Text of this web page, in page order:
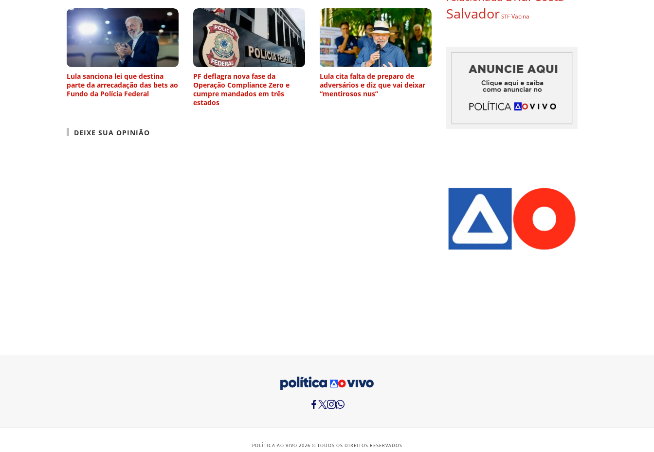
Lula sanciona lei que destina
parte da arrecadação das bets ao
Fundo da Polícia Federal
PF deflagra nova fase da
Operação Compliance Zero e
cumpre mandados em três
estados
Lula cita falta de preparo de
adversários e diz que vai deixar
“mentirosos nus”
DEIXE SUA OPINIÃO
Salvador STF Vacina
POLÍTICA AO VIVO 2026 © TODOS OS DIREITOS RESERVADOS